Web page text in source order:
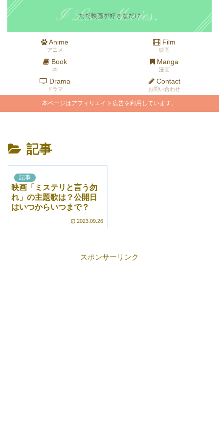
Anime
アニメ
Film
映画
Book
本
Manga
漫画
Drama
ドラマ
Contact
お問い合わせ
本ページはアフィリエイト広告を利用しています。
記事
記事
映画「ミステリと言う勿
れ」の主題歌は？公開日
はいつからいつまで？
2023.09.26
スポンサーリンク